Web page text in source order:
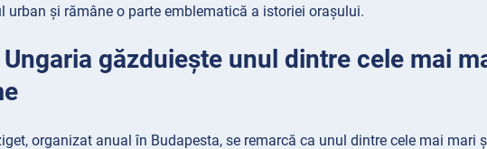
urban și rămâne o parte emblematică a istoriei orașului.
Ungaria găzduiește unul dintre cele mai
organizat anual în Budapesta, se remarcă ca unul dintre cele mai